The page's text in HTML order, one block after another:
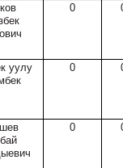
0
уулу
0
0